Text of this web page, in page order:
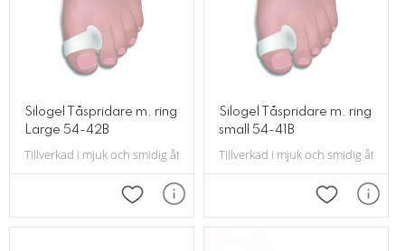
Silogel Tåspridare m. ring
Large 54-42B
Tillverkad i mjuk och smidig återfuktande Deramed gel, är det en
Lägg till i favoriter
Silogel Tåspridare m. ring
small 54-41B
Tillverkad i mjuk och smidig
Lägg till i